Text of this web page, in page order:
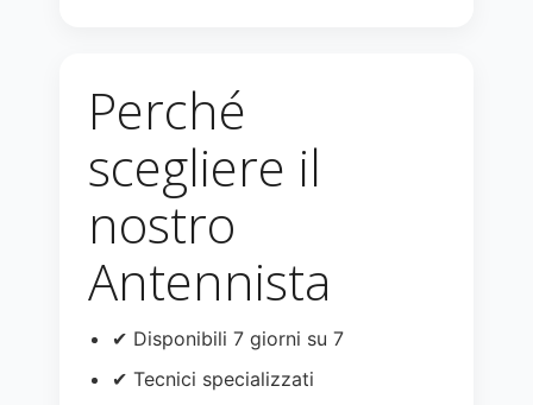
Perché
scegliere il
nostro
Antennista
✔ Disponibili 7 giorni su 7
✔ Tecnici specializzati